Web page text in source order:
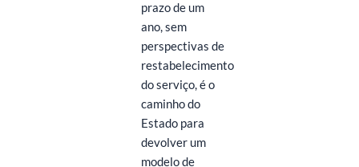
prazo de um
ano, sem
perspectivas de
restabelecimento
do serviço, é o
caminho do
Estado para
devolver um
modelo de